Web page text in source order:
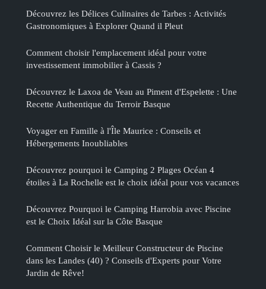
Découvrez les Délices Culinaires de Tarbes : Activités
Gastronomiques à Explorer Quand il Pleut
Comment choisir l'emplacement idéal pour votre
investissement immobilier à Cassis ?
Découvrez le Laxoa de Veau au Piment d'Espelette : Une
Recette Authentique du Terroir Basque
Voyager en Famille à l'Île Maurice : Conseils et
Hébergements Inoubliables
Découvrez pourquoi le Camping 2 Plages Océan 4
étoiles à La Rochelle est le choix idéal pour vos vacances
Découvrez Pourquoi le Camping Harrobia avec Piscine
est le Choix Idéal sur la Côte Basque
Comment Choisir le Meilleur Constructeur de Piscine
dans les Landes (40) ? Conseils d'Experts pour Votre
Jardin de Rêve!